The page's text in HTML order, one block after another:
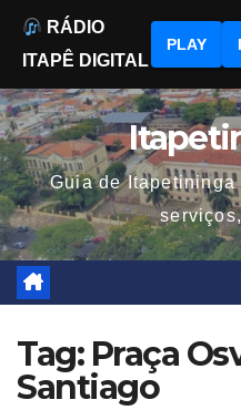
to
content
Guia de
Tag: Praça
Santiago
RÁDIO
ITAPÊ DIGITAL
PLAY